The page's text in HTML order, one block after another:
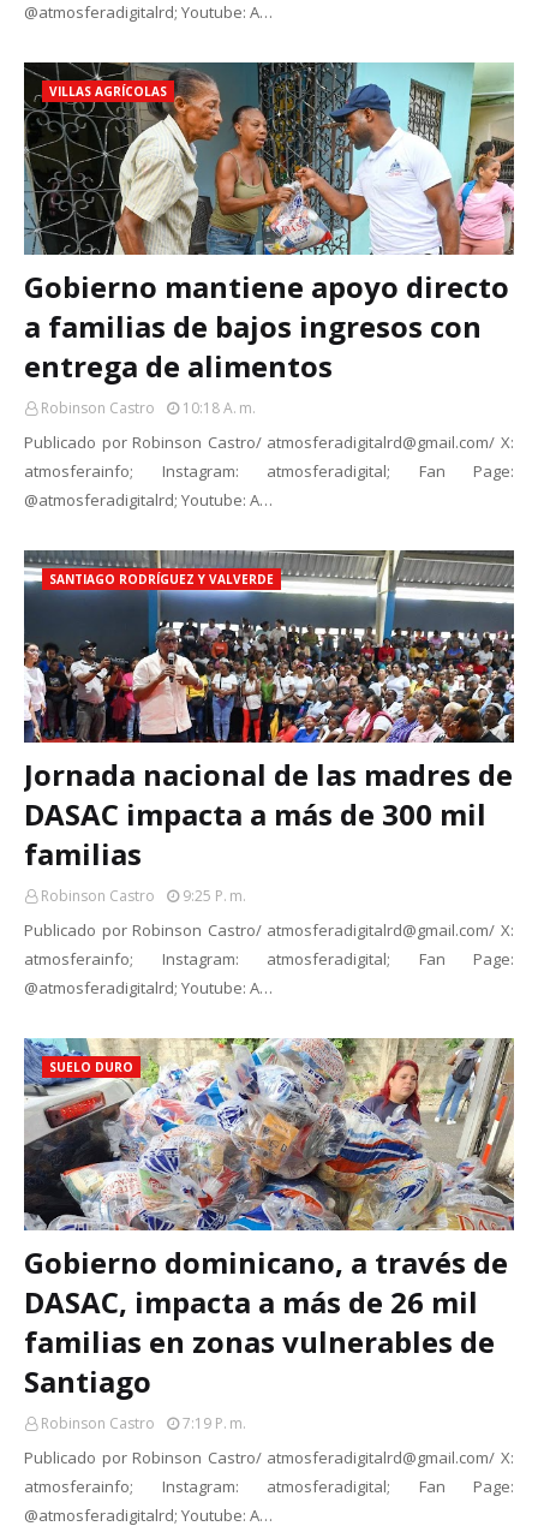
@atmosferadigitalrd; Youtube: A…
VILLAS AGRÍCOLAS
Gobierno mantiene apoyo directo
a familias de bajos ingresos con
entrega de alimentos
Robinson Castro 10:18 A. M.
Publicado por Robinson Castro/ atmosferadigitalrd@gmail.com/ X:
atmosferainfo; Instagram: atmosferadigital; Fan Page:
@atmosferadigitalrd; Youtube: A…
SANTIAGO RODRÍGUEZ Y VALVERDE
Jornada nacional de las madres de
DASAC impacta a más de 300 mil
familias
Robinson Castro 9:25 P. M.
Publicado por Robinson Castro/ atmosferadigitalrd@gmail.com/ X:
atmosferainfo; Instagram: atmosferadigital; Fan Page:
@atmosferadigitalrd; Youtube: A…
SUELO DURO
Gobierno dominicano, a través de
DASAC, impacta a más de 26 mil
familias en zonas vulnerables de
Santiago
Robinson Castro 7:19 P. M.
Publicado por Robinson Castro/ atmosferadigitalrd@gmail.com/ X:
atmosferainfo; Instagram: atmosferadigital; Fan Page:
@atmosferadigitalrd; Youtube: A…